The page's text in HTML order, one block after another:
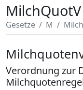
MilchQuotV
Gesetze M
Verordnung zur